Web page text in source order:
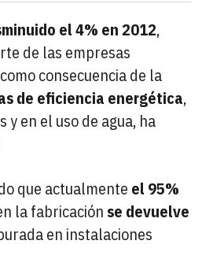
el 4% en 2012,
de las empresas
consecuencia de la
de eficiencia energética,
y en el uso de agua, ha
que actualmente el 95%
la fabricación se devuelve
en instalaciones